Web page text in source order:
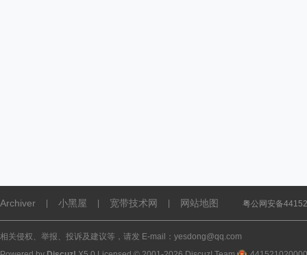
Archiver 小黑屋 宽带技术网 网站地图 粤公网安备
相关侵权、举报、投诉及建议等，请发 E-mail：yesdong@qq.com